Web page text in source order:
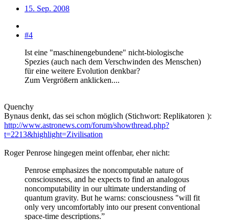
15. Sep. 2008
#4
Ist eine "maschinengebundene" nicht-biologische
Spezies (auch nach dem Verschwinden des Menschen)
für eine weitere Evolution denkbar?
Zum Vergrößern anklicken....
Quenchy
Bynaus denkt, das sei schon möglich (Stichwort: Replikatoren ):
http://www.astronews.com/forum/showthread.php?
t=2213&highlight=Zivilisation
Roger Penrose hingegen meint offenbar, eher nicht:
Penrose emphasizes the noncomputable nature of
consciousness, and he expects to find an analogous
noncomputability in our ultimate understanding of
quantum gravity. But he warns: consciousness "will fit
only very uncomfortably into our present conventional
space-time descriptions.”